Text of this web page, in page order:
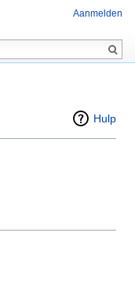
Hulp
Aanmelden